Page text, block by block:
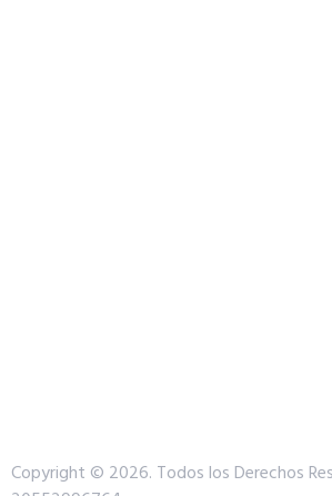
Copyright © 2026. Todos los Derechos